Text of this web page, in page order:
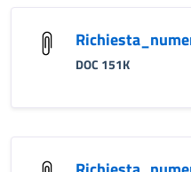
DOC 151K